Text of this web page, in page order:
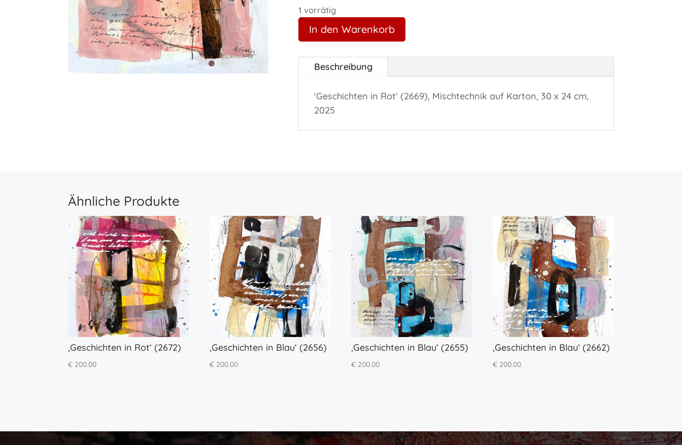
1 vorrätig
In den Warenkorb
Beschreibung
'Geschichten in Rot' (2669), Mischtechnik auf Karton, 30 x 24 cm,
2025
Ähnliche Produkte
‚Geschichten in Rot‘ (2672)
€ 200.00
‚Geschichten in Blau‘ (2656)
€ 200.00
‚Geschichten in Blau‘ (2655)
€ 200.00
‚Geschichten in Blau‘ (2662)
€ 200.00